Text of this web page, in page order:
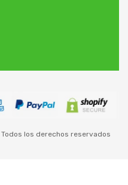
los derechos reservados